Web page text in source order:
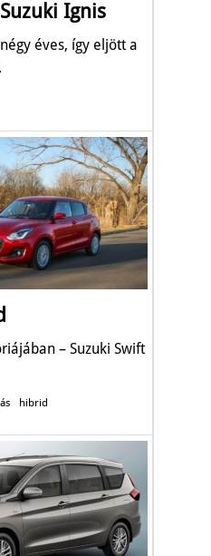
Ignis
éves, így eljött a
– Suzuki Swift
hibrid